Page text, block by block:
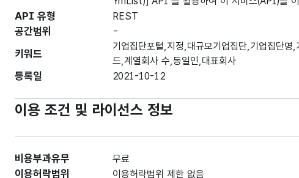
API 유형 REST
공간범위 -
키워드
기업집단포털,지정,대규모기업집단,기업집단명,
드,계열회사 수,동일인,대표회사
등록일 2021-10-12
이용 조건 및 라이선스 정보
비용부과유무 무료
이용허락범위 이용허락범위 제한 없음